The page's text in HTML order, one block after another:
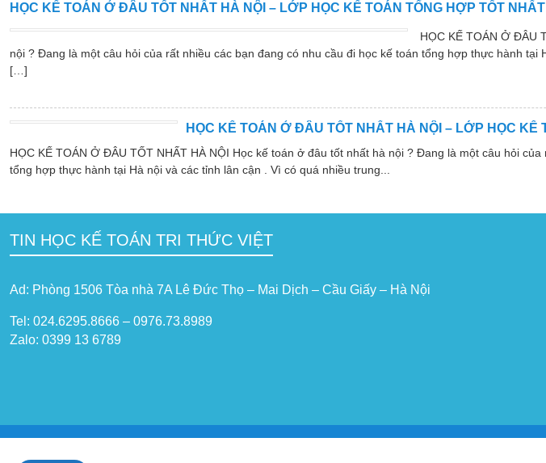
HỌC KẾ TOÁN Ở ĐÂU TỐT NHẤT HÀ NỘI – LỚP HỌC KẾ TOÁN TỔNG HỢP TỐT NHẤT
HỌC KẾ TOÁN Ở ĐÂU
nội ? Đang là một câu hỏi của rất nhiều các bạn đang có nhu cầu đi học kế toán tổng hợp thực hành tại
[…]
HỌC KẾ TOÁN Ở ĐÂU TỐT NHẤT HÀ NỘI – LỚP HỌC KẾ
HỌC KẾ TOÁN Ở ĐÂU TỐT NHẤT HÀ NỘI Học kế toán ở đâu tốt nhất hà nội ? Đang là một câu hỏi
tổng hợp thực hành tại Hà nội và các tỉnh lân cận . Vì có quá nhiều trung...
TIN HỌC KẾ TOÁN TRI THỨC VIỆT
Ad: Phòng 1506 Tòa nhà 7A Lê Đức Thọ – Mai Dịch – Cầu Giấy – Hà Nội
Tel: 024.6295.8666 – 0976.73.8989
Zalo: 0399 13 6789